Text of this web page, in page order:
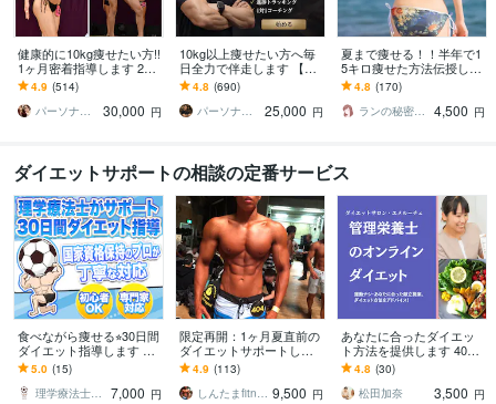
健康的に10kg痩せたい方!!
1ヶ月密着指導します 20k
g痩せたプロトレーナーに
よる食事と運動サポート!!
4.9 (514)
パーソナルトレーナーYUKINA
30,000 円
10kg以上痩せたい方へ毎
日全力で伴走します 【残
り1名様】通常42,000円 →
25,000円（税抜）
4.8 (690)
パーソナルトレーナーJTタク
25,000 円
夏まで痩せる！！半年で1
5キロ痩せた方法伝授しま
す お腹と太ももとお尻が
キュッ！変わる7日間ダイ
エット！痩せ食事
4.8 (170)
ランの秘密の小部屋
4,500 円
ダイエットサポートの相談の定番サービス
食べながら痩せる⭐︎30日間
ダイエット指導します 高
評価★5.0！医学的根拠で
1ヶ月徹底サポート！
5.0 (15)
理学療法士 サカすけ
7,000 円
限定再開：1ヶ月夏直前の
ダイエットサポートしま
す リバウンド、失敗した
くない人はお任せくださ
い！
4.9 (113)
しんたまfitness 9,500 円
あなたに合ったダイエッ
ト方法を提供します 40
代〜でも大丈夫！性格・
環境を含めてのダイエッ
トプラン！
4.8 (30)
松田加奈
3,500 円